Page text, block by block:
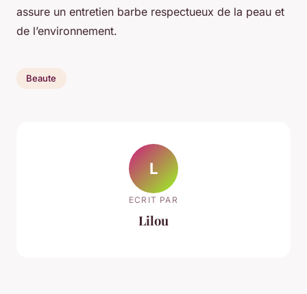
assure un entretien barbe respectueux de la peau et
de l’environnement.
Beaute
L
ECRIT PAR
Lilou